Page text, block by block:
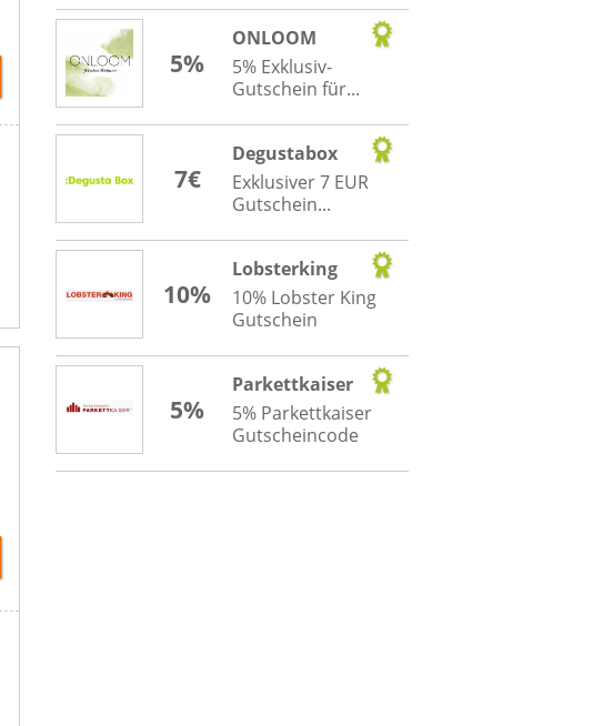
5%
ONLOOM
5% Exklusiv-
Gutschein für...
7€
Degustabox
Exklusiver 7 EUR
Gutschein...
10%
Lobsterking
10% Lobster King
Gutschein
5%
Parkettkaiser
5% Parkettkaiser
Gutscheincode